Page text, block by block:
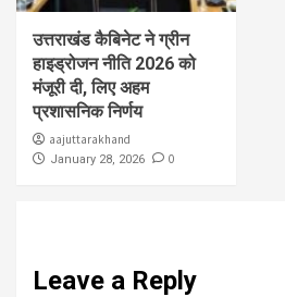
उत्तराखंड कैबिनेट ने ग्रीन
हाइड्रोजन नीति 2026 को
मंजूरी दी, लिए अहम
प्रशासनिक निर्णय
aajuttarakhand
January 28, 2026 0
Leave a Reply